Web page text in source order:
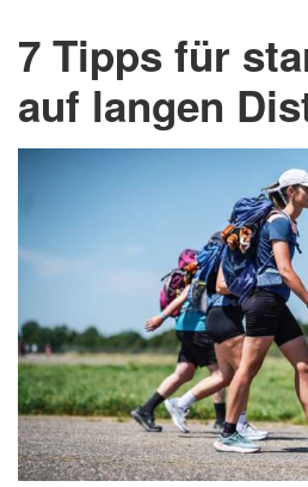
7 Tipps für
auf langen